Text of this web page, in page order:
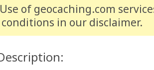
of geocaching.com
in our disclaimer.